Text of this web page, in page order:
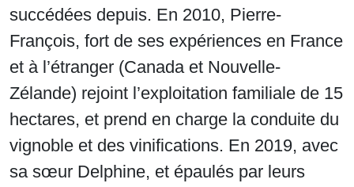
succédées depuis. En 2010, Pierre-
François, fort de ses expériences en France
et à l’étranger (Canada et Nouvelle-
Zélande) rejoint l’exploitation familiale de 15
hectares, et prend en charge la conduite du
vignoble et des vinifications. En 2019, avec
sa sœur Delphine, et épaulés par leurs